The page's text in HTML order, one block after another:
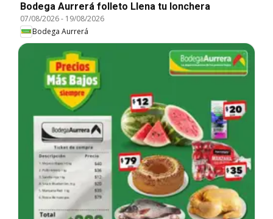
Bodega Aurrerá folleto Llena tu lonchera
07/08/2026- 19/08/2026
Bodega Aurrerá